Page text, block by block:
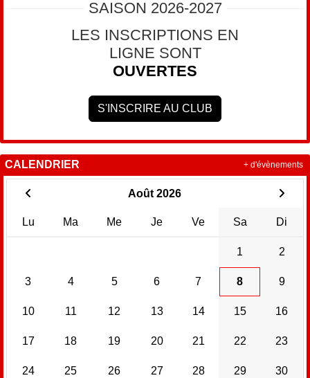
SAISON 2026-2027
LES INSCRIPTIONS EN
LIGNE SONT
OUVERTES
S'INSCRIRE AU CLUB
CALENDRIER
Août 2026
Lu Ma Me Je Ve Sa Di
1 2
3 4 5 6 7 8 9
10 11 12 13 14 15 16
17 18 19 20 21 22 23
24 25 26 27 28 29 30
+ d'évènements